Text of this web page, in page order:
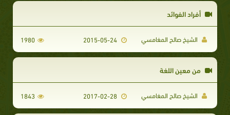
أفراد الفوائد
الشيخ صالح المغامسي 2015-05-24
1980
من معين اللغة
الشيخ صالح المغامسي 2017-02-28
1843